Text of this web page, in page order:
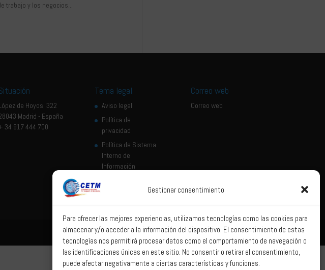
Gestionar consentimiento
Para ofrecer las mejores experiencias, utilizamos tecnologías como las cookies para
almacenar y/o acceder a la información del dispositivo. El consentimiento de estas
tecnologías nos permitirá procesar datos como el comportamiento de navegación o
las identificaciones únicas en este sitio. No consentir o retirar el consentimiento,
puede afectar negativamente a ciertas características y funciones.
trabajo y los negocios...
de Hoyos, 322
Madrid - España
34 917 444 700
Tema legal
Aviso legal
Política de
privacidad
Política de Sistema
Interno de
Información
Correo web
Correo web